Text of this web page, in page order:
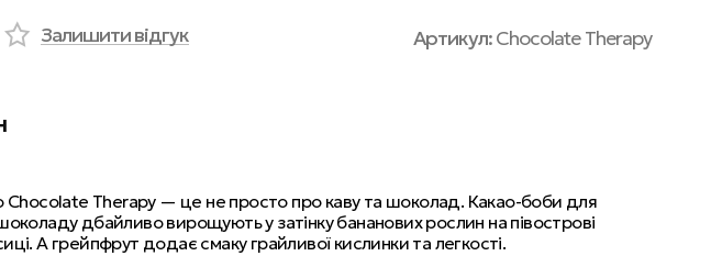
Залишити відгук Артикул:Chocolate Therapy
Chocolate Therapy — це не просто про каву та шоколад. Какао-боби для
дбайливо вирощують у затінку бананових рослин на півострові
А грейпфрут додає смаку грайливої кислинки та легкості.